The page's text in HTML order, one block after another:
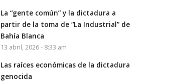
La “gente común” y la dictadura a
partir de la toma de “La Industrial” de
Bahía Blanca
13 abril, 2026 - 8:33 am
Las raíces económicas de la dictadura
genocida